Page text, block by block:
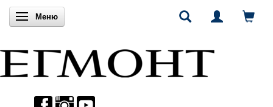
Включи навигацията
Меню